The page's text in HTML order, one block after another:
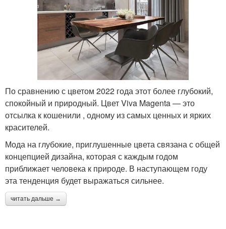
По сравнению с цветом 2022 года этот более глубокий,
спокойный и природный. Цвет Viva Magenta — это
отсылка к кошенили , одному из самых ценных и ярких
красителей.
Мода на глубокие, приглушенные цвета связана с общей
концепцией дизайна, которая с каждым годом
приближает человека к природе. В наступающем году
эта тенденция будет выражаться сильнее.
читать дальше →